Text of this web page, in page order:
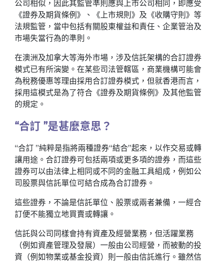
公司相似，因此其監管準則應與上市公司相同，即應受
《證券及期貨條例》、《上市規則》及《收購守則》等
法規監管，當中包括有關股東權益和責任、企業管治及
市場失當行為的準則。
在澳洲及加拿大等海外市場，涉及信託架構的合訂證券
模式已有所演變。在某些司法管轄區，商業機構可能會
為稅務優惠等理由採用合訂證券模式，但就香港而言，
採用這模式是為了符合《證券及期貨條例》及其他監管
的規定。
“合訂 ”是甚麼意思？
“合訂 ”純粹是指將兩種證券“結合”起來，以作交易或轉
讓用途。合訂證券可包括兩項或更多項的證券，而這些
證券可以由法律上相同或不同的金融工具組成，例如公
司股票與信託單位可結合成為合訂證券。
這些證券，不論是信託單位、股票或兩者兼備，一經合
訂便不能獨立地買賣或轉讓。
信託與公司同樣會持有資產及經營業務，但活躍業務
（例如資產管理及發展）一般由公司經營，而被動的投
資（例如物業或基金投資）則一般由信託進行。雖然信